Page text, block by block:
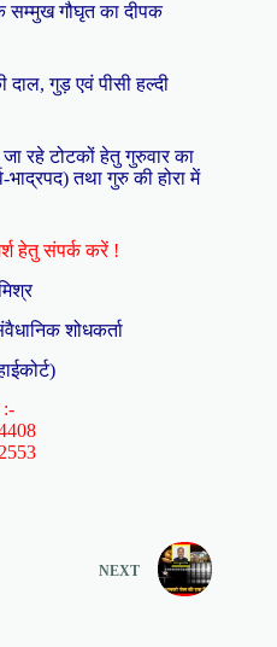
सम्मुख गौघृत का दीपक
गुड़ एवं पीसी हल्दी
रहे टोटकों हेतु गुरुवार का
भाद्रपद) तथा गुरु की होरा में
हेतु संपर्क करें !
शोधकर्ता
:-
NEXT